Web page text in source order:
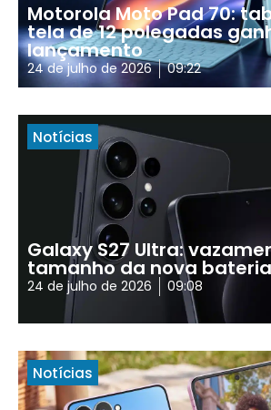
Motorola Moto Pad 70:
tela de 12 polegadas
lançamento
24 de julho de 2026 09:22
Notícias
Galaxy S27 Ultra:
tamanho da nova
24 de julho de 2026 09:08
Notícias